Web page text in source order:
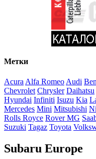
Метки
Acura Alfa Romeo Audi
Chevrolet Chrysler Daihatsu
Hyundai Infiniti Isuzu Kia
Mercedes Mini Mitsubishi
Rolls Royce Rover MG
Suzuki Tagaz Toyota
Subaru Europe